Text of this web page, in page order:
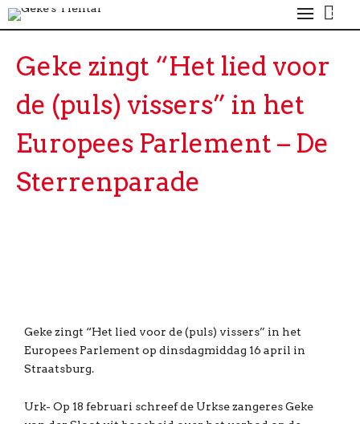
0
Geke zingt “Het lied voor
de (puls) vissers” in het
Europees Parlement – De
Sterrenparade
Geke zingt “Het lied voor de (puls) vissers” in het
Europees Parlement op dinsdagmiddag 16 april in
Straatsburg.
Urk- Op 18 februari schreef de Urkse zangeres Geke